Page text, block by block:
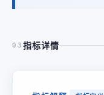
03 指标详情